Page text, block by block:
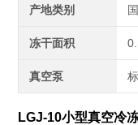
产地类别
冻干面积
真空泵
LGJ-10小型真空冷